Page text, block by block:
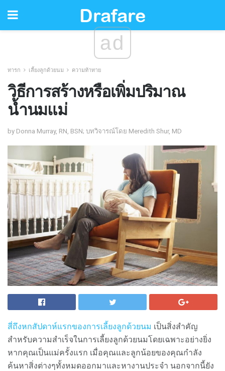
ad
ทารก เลี้ยงลูกด้วยนม ความท้าทาย
วิธีการสร้างหรือเพิ่มปริมาณ
น้ำนมแม่
by Donna Murray, RN, BSN; บทวิจารณ์โดย Meredith Shur, MD
สี่ถึงหกสัปดาห์แรกของการเลี้ยงลูกด้วยนม เป็นสิ่งสำคัญ
สำหรับความสำเร็จในการเลี้ยงลูกด้วยนมโดยเฉพาะอย่างยิ่ง
หากคุณเป็นแม่ครั้งแรก เมื่อคุณและลูกน้อยของคุณกำลัง
ค้นหาสิ่งต่างๆทั้งหมดออกมาและหางานประจำ นอกจากนี้ยัง